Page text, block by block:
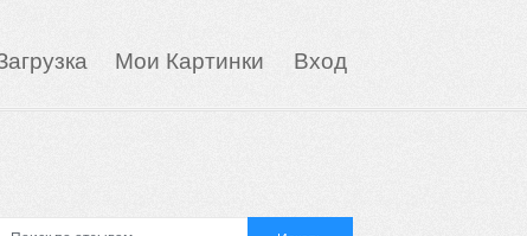
Мои Картинки Вход